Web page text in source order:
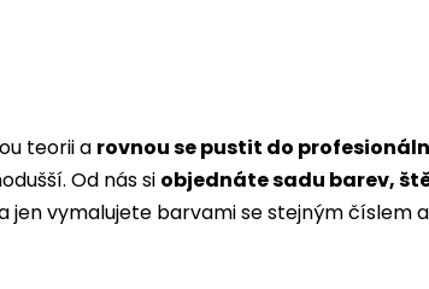
teorii a rovnou se pustit do
Od nás si objednáte sadu barev,
jen vymalujete barvami se stejným číslem